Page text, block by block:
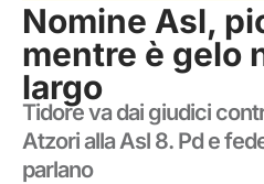
Nomine Asl,
mentre è gelo
largo
Tidore va dai giudici
Atzori alla Asl 8. Pd e
parlano